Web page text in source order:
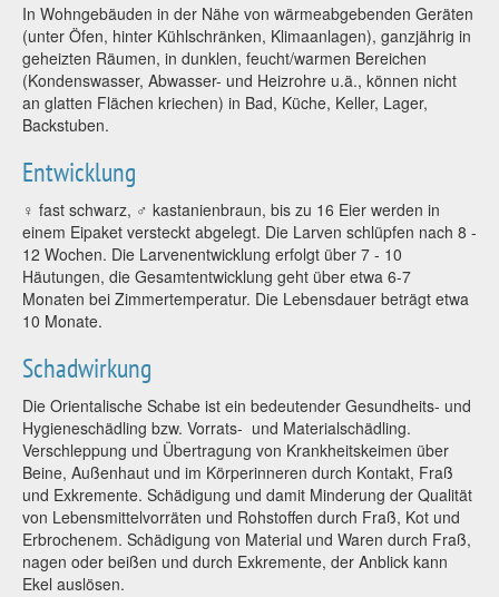
In Wohngebäuden in der Nähe von wärmeabgebenden Geräten
(unter Öfen, hinter Kühlschränken, Klimaanlagen), ganzjährig in
geheizten Räumen, in dunklen, feucht/warmen Bereichen
(Kondenswasser, Abwasser- und Heizrohre u.ä., können nicht
an glatten Flächen kriechen) in Bad, Küche, Keller, Lager,
Backstuben.
Entwicklung
♀ fast schwarz, ♂ kastanienbraun, bis zu 16 Eier werden in
einem Eipaket versteckt abgelegt. Die Larven schlüpfen nach 8 -
12 Wochen. Die Larvenentwicklung erfolgt über 7 - 10
Häutungen, die Gesamtentwicklung geht über etwa 6-7
Monaten bei Zimmertemperatur. Die Lebensdauer beträgt etwa
10 Monate.
Schadwirkung
Die Orientalische Schabe ist ein bedeutender Gesundheits- und
Hygieneschädling bzw. Vorrats- und Materialschädling.
Verschleppung und Übertragung von Krankheitskeimen über
Beine, Außenhaut und im Körperinneren durch Kontakt, Fraß
und Exkremente. Schädigung und damit Minderung der Qualität
von Lebensmittelvorräten und Rohstoffen durch Fraß, Kot und
Erbrochenem. Schädigung von Material und Waren durch Fraß,
nagen oder beißen und durch Exkremente, der Anblick kann
Ekel auslösen.